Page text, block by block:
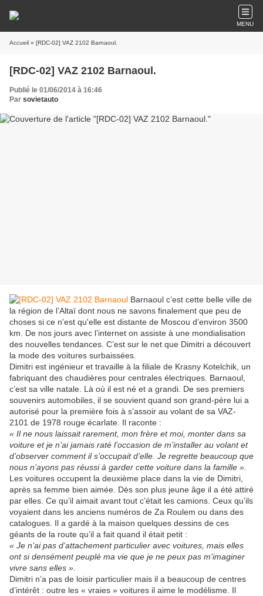
MENU
Accueil » [RDC-02] VAZ 2102 Barnaoul.
[RDC-02] VAZ 2102 Barnaoul.
Publié le 01/06/2014 à 16:46
Par sovietauto
Barnaoul c’est cette belle ville de
la région de l’Altaï dont nous ne savons finalement que peu de
choses si ce n'est qu'elle est distante de Moscou d’environ 3500
km. De nos jours avec l’internet on assiste à une mondialisation
des nouvelles tendances. C’est sur le net que Dimitri a découvert
la mode des voitures surbaissées.
Dimitri est ingénieur et travaille à la filiale de Krasny Kotelchik, un
fabriquant des chaudières pour centrales électriques. Barnaoul,
c’est sa ville natale. Là où il est né et a grandi. De ses premiers
souvenirs automobiles, il se souvient quand son grand-père lui a
autorisé pour la première fois à s’assoir au volant de sa VAZ-
2101 de 1978 rouge écarlate. Il raconte :
« Il ne nous laissait rarement, mon frère et moi, monter dans sa
voiture et je n’ai jamais raté l’occasion de m’installer au volant et
d’observer comment il s’occupait d’elle. Je regrette beaucoup que
nous n’ayons pas réussi à garder cette voiture dans la famille ».
Les voitures occupent la deuxième place dans la vie de Dimitri,
après sa femme bien aimée. Dès son plus jeune âge il a été attiré
par elles. Ce qu’il aimait avant tout c’était les camions. Ceux qu’ils
voyaient dans les anciens numéros de Za Roulem ou dans des
catalogues. Il a gardé à la maison quelques dessins de ces
géants de la route qu’il a fait quand il était petit :
« Je n’ai pas d’attachement particulier avec voitures, mais elles
ont si densément peuplé ma vie que je ne peux pas m’imaginer
vivre sans elles ».
Dimitri n’a pas de loisir particulier mais il a beaucoup de centres
d’intérêt : outre les « vraies » voitures il aime le modélisme. Il